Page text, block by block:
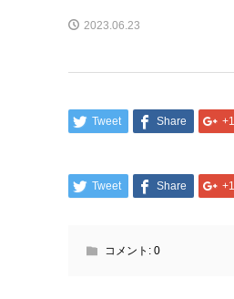
2023.06.23
Tweet Share +1
Tweet Share +1
コメント: 0